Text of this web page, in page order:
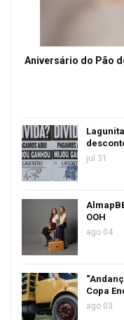
Aniversário do Pão
jul 31
OOH
ago 04
Copa
ago 03